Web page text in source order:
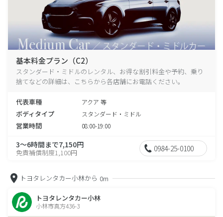
基本料金プラン（C2）
スタンダード・ミドルのレンタル、お得な割引料金や予約、乗り
捨てなどの詳細は、こちらから各店舗にお電話ください。
代表車種 アクア 等
ボディタイプ スタンダード・ミドル
営業時間 08:00-19:00
3～6時間まで7,150円
免責補償制度1,100円 0984-25-0100
トヨタレンタカー小林から 0m
トヨタレンタカー小林
小林市真方436-3